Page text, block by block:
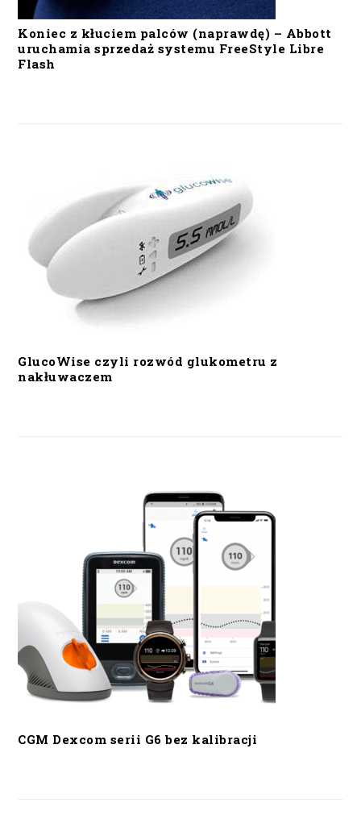
Koniec z kłuciem palców (naprawdę) – Abbott
uruchamia sprzedaż systemu FreeStyle Libre
Flash
GlucoWise czyli rozwód glukometru z
nakłuwaczem
CGM Dexcom serii G6 bez kalibracji